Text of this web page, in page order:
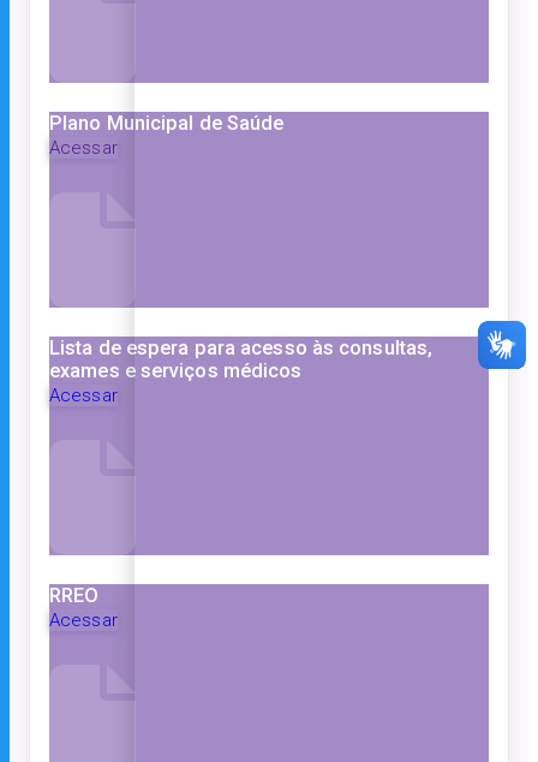
Plano Municipal de Saúde
Acessar
Lista de espera para acesso às consultas,
exames e serviços médicos
Acessar
RREO
Acessar